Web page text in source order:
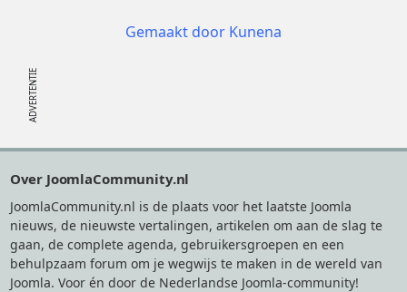
Gemaakt door Kunena
Over JoomlaCommunity.nl
JoomlaCommunity.nl is de plaats voor het laatste Joomla
nieuws, de nieuwste vertalingen, artikelen om aan de slag te
gaan, de complete agenda, gebruikersgroepen en een
behulpzaam forum om je wegwijs te maken in de wereld van
Joomla. Voor én door de Nederlandse Joomla-community!